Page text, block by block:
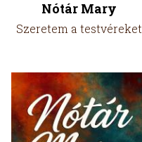
Nótár Mary
Szeretem a testvéreket